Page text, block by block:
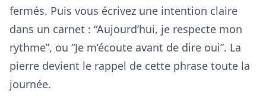
fermés. Puis vous écrivez une intention claire
dans un carnet : “Aujourd’hui, je respecte mon
rythme”, ou “Je m’écoute avant de dire oui”. La
pierre devient le rappel de cette phrase toute la
journée.